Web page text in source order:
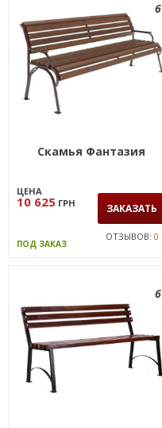
6
Скамья Фантазия
ЦЕНА
10 625 ГРН ЗАКАЗАТЬ
ПОД ЗАКАЗ
ОТЗЫВОВ: 0
6